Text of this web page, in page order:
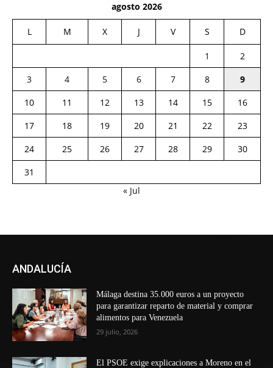
agosto 2026
L M X J V S D
1
2
3
4 5 6 7 8
9
10
11 12 13 14 15
16
17
18 19 20 21 22
23
24
25 26 27 28 29
30
31
« Jul
ANDALUCÍA
Málaga destina 35.000 euros a un proyecto
para garantizar reparto de material y comprar
alimentos para Venezuela
29 julio, 2026
El PSOE exige explicaciones a Moreno en el